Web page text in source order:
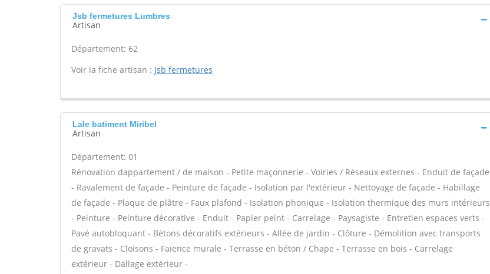
Jsb fermetures Lumbres
Artisan
Département: 62
Voir la fiche artisan : Jsb fermetures
Lale batiment Miribel
Artisan
Département: 01
Rénovation dappartement / de maison - Petite maçonnerie - Voiries / Réseaux externes - Enduit de façade
- Ravalement de façade - Peinture de façade - Isolation par l'extérieur - Nettoyage de façade - Habillage
de façade - Plaque de plâtre - Faux plafond - Isolation phonique - Isolation thermique des murs intérieurs
- Peinture - Peinture décorative - Enduit - Papier peint - Carrelage - Paysagiste - Entretien espaces verts -
Pavé autobloquant - Bétons décoratifs extérieurs - Allée de jardin - Clôture - Démolition avec transports
de gravats - Cloisons - Faïence murale - Terrasse en béton / Chape - Terrasse en bois - Carrelage
extérieur - Dallage extérieur -